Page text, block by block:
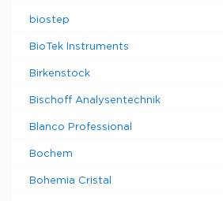
biostep
BioTek Instruments
Birkenstock
Bischoff Analysentechnik
Blanco Professional
Bochem
Bohemia Cristal